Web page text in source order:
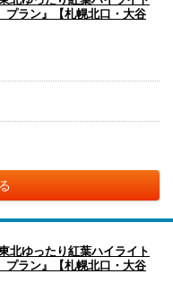
プラン』【札幌北口・大谷
北ゆったり紅葉ハイライト
プラン』【札幌北口・大谷